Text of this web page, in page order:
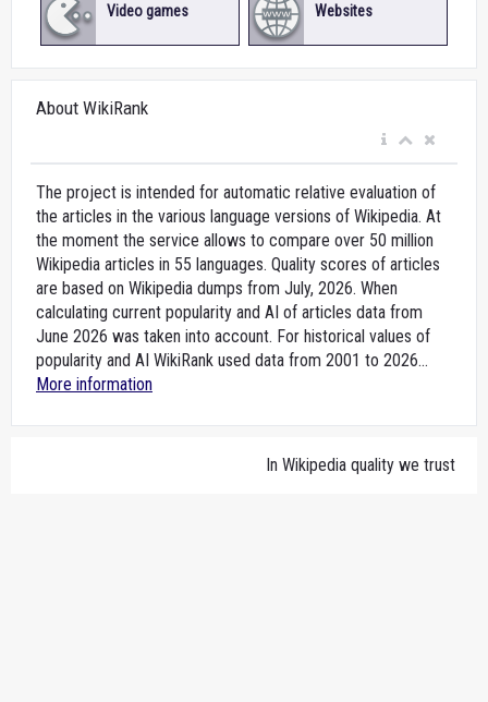
Video games Websites
About WikiRank
The project is intended for automatic relative evaluation of
the articles in the various language versions of Wikipedia. At
the moment the service allows to compare over 50 million
Wikipedia articles in 55 languages. Quality scores of articles
are based on Wikipedia dumps from July, 2026. When
calculating current popularity and AI of articles data from
June 2026 was taken into account. For historical values of
popularity and AI WikiRank used data from 2001 to 2026...
More information
In Wikipedia quality we trust